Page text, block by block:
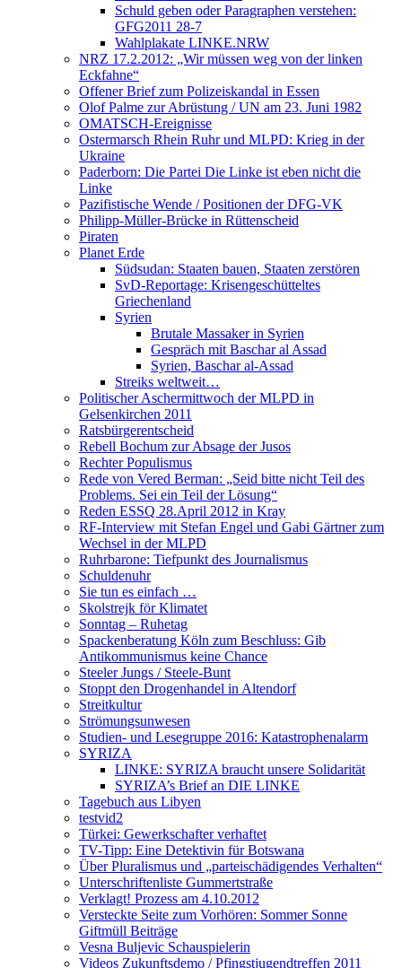
Schuld geben oder Paragraphen verstehen:
GFG2011 28-7
Wahlplakate LINKE.NRW
NRZ 17.2.2012: „Wir müssen weg von der linken
Eckfahne“
Offener Brief zum Polizeiskandal in Essen
Olof Palme zur Abrüstung / UN am 23. Juni 1982
OMATSCH-Ereignisse
Ostermarsch Rhein Ruhr und MLPD: Krieg in der
Ukraine
Paderborn: Die Partei Die Linke ist eben nicht die
Linke
Pazifistische Wende / Positionen der DFG-VK
Philipp-Müller-Brücke in Rüttenscheid
Piraten
Planet Erde
Südsudan: Staaten bauen, Staaten zerstören
SvD-Reportage: Krisengeschütteltes
Griechenland
Syrien
Brutale Massaker in Syrien
Gespräch mit Baschar al Assad
Syrien, Baschar al-Assad
Streiks weltweit…
Politischer Aschermittwoch der MLPD in
Gelsenkirchen 2011
Ratsbürgerentscheid
Rebell Bochum zur Absage der Jusos
Rechter Populismus
Rede von Vered Berman: „Seid bitte nicht Teil des
Problems. Sei ein Teil der Lösung“
Reden ESSQ 28.April 2012 in Kray
RF-Interview mit Stefan Engel und Gabi Gärtner zum
Wechsel in der MLPD
Ruhrbarone: Tiefpunkt des Journalismus
Schuldenuhr
Sie tun es einfach …
Skolstrejk för Klimatet
Sonntag – Ruhetag
Spackenberatung Köln zum Beschluss: Gib
Antikommunismus keine Chance
Steeler Jungs / Steele-Bunt
Stoppt den Drogenhandel in Altendorf
Streitkultur
Strömungsunwesen
Studien- und Lesegruppe 2016: Katastrophenalarm
SYRIZA
LINKE: SYRIZA braucht unsere Solidarität
SYRIZA’s Brief an DIE LINKE
Tagebuch aus Libyen
testvid2
Türkei: Gewerkschafter verhaftet
TV-Tipp: Eine Detektivin für Botswana
Über Pluralismus und „parteischädigendes Verhalten“
Unterschriftenliste Gummertstraße
Verklagt! Prozess am 4.10.2012
Versteckte Seite zum Vorhören: Sommer Sonne
Giftmüll Beiträge
Vesna Buljevic Schauspielerin
Videos Zukunftsdemo / Pfingstjugendtreffen 2011